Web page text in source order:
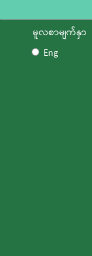
မူလစာမျက်နှာ
Eng